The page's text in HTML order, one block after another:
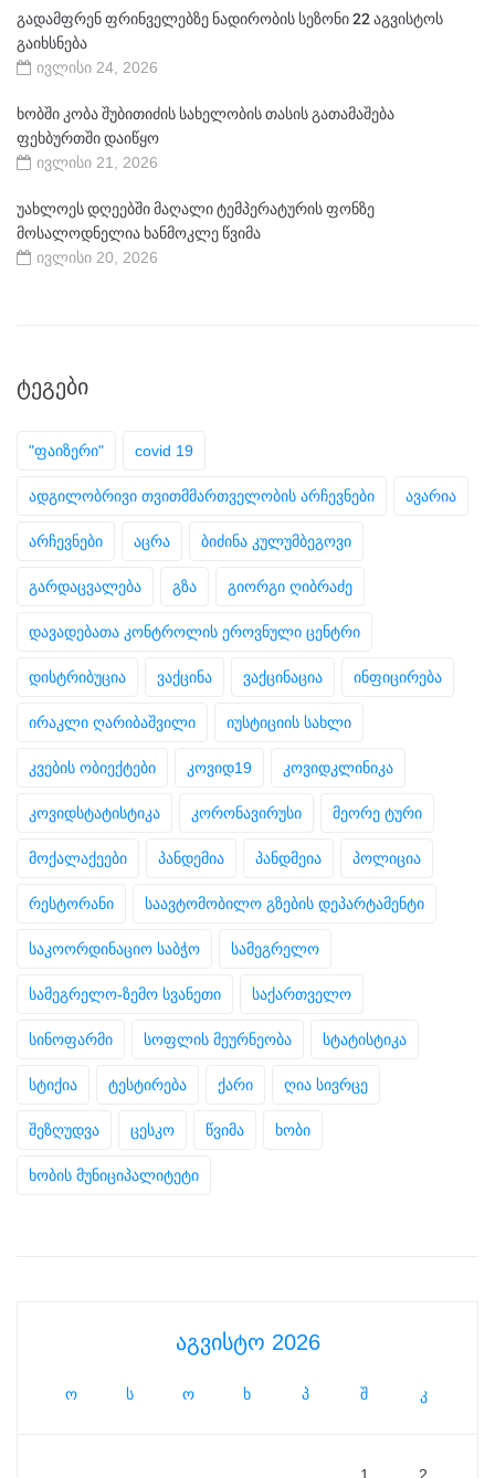
გადამფრენ ფრინველებზე ნადირობის სეზონი 22 აგვისტოს
გაიხსნება
ივლისი 24, 2026
ხობში კობა შუბითიძის სახელობის თასის გათამაშება
ფეხბურთში დაიწყო
ივლისი 21, 2026
უახლოეს დღეებში მაღალი ტემპერატურის ფონზე
მოსალოდნელია ხანმოკლე წვიმა
ივლისი 20, 2026
ᲢᲔᲒᲔᲑᲘ
"ფაიზერი" covid 19
ადგილობრივი თვითმმართველობის არჩევნები ავარია
არჩევნები აცრა ბიძინა კულუმბეგოვი
გარდაცვალება გზა გიორგი ღიბრაძე
დავადებათა კონტროლის ეროვნული ცენტრი
დისტრიბუცია ვაქცინა ვაქცინაცია ინფიცირება
ირაკლი ღარიბაშვილი იუსტიციის სახლი
კვების ობიექტები კოვიდ19 კოვიდკლინიკა
კოვიდსტატისტიკა კორონავირუსი მეორე ტური
მოქალაქეები პანდემია პანდმეია პოლიცია
რესტორანი საავტომობილო გზების დეპარტამენტი
საკოორდინაციო საბჭო სამეგრელო
სამეგრელო-ზემო სვანეთი საქართველო
სინოფარმი სოფლის მეურნეობა სტატისტიკა
სტიქია ტესტირება ქარი ღია სივრცე
შეზღუდვა ცესკო წვიმა ხობი
ხობის მუნიციპალიტეტი
აგვისტო 2026
ო ს ო ხ პ შ კ